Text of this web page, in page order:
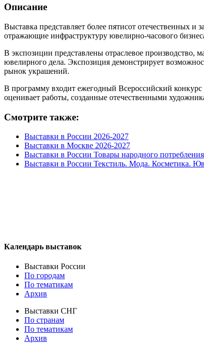
Описание
Выставка представляет более пятисот отечественных
отражающие инфраструктуру ювелирно-часового
В экспозиции представлены отраслевое
ювелирного дела. Экспозиция демонстрирует
рынок украшений.
В программу входит ежегодный Всероссийский
оценивает работы, созданные отечественными
Смотрите также:
Выставки в России 2026-2027
Выставки в Москве 2026-2027
Выставки в России Товары народного потребления
Выставки в России Текстиль. Мода. Косметика.
Календарь выставок
Выставки России
По городам
По тематикам
Архив
Выставки СНГ
По странам
По тематикам
Архив